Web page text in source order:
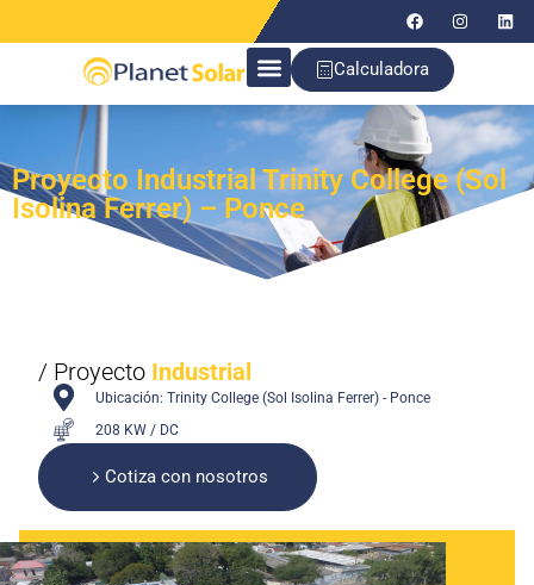
Calculadora
Proyecto Industrial Trinity College (Sol
Isolina Ferrer) – Ponce
/ Proyecto Industrial
Ubicación: Trinity College (Sol Isolina Ferrer) - Ponce
208 KW / DC
Cotiza con nosotros